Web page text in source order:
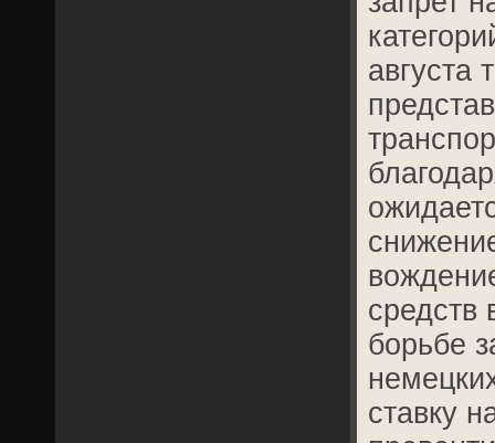
августа
средств
борьбе
ставку